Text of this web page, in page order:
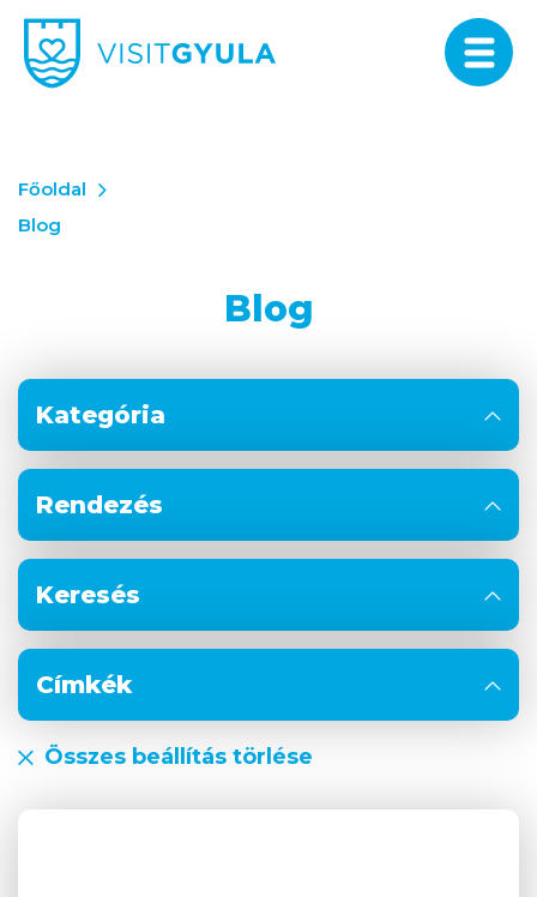
Főoldal
Blog
Blog
Kategória
Rendezés
Keresés
Címkék
Összes beállítás törlése